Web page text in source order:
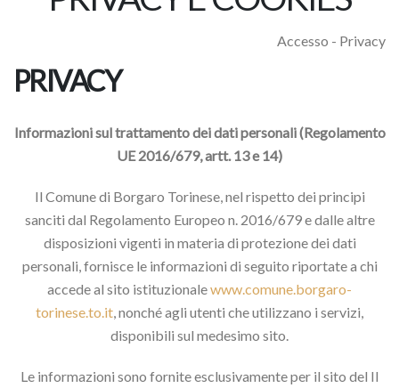
Accesso - Privacy
PRIVACY
Informazioni sul trattamento dei dati personali (Regolamento
UE 2016/679, artt. 13 e 14)
Il Comune di Borgaro Torinese, nel rispetto dei principi
sanciti dal Regolamento Europeo n. 2016/679 e dalle altre
disposizioni vigenti in materia di protezione dei dati
personali, fornisce le informazioni di seguito riportate a chi
accede al sito istituzionalewww.comune.borgaro-
torinese.to.it , nonché agli utenti che utilizzano i servizi,
disponibili sul medesimo sito.
Le informazioni sono fornite esclusivamente per il sito del Il